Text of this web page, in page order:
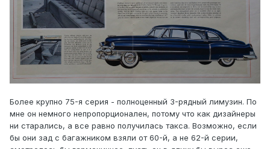
Более крупно 75-я серия - полноценный 3-рядный лимузин. По
мне он немного непропорционален, потому что как дизайнеры
ни старались, а все равно получилась такса. Возможно, если
бы они зад с багажником взяли от 60-й, а не 62-й серии,